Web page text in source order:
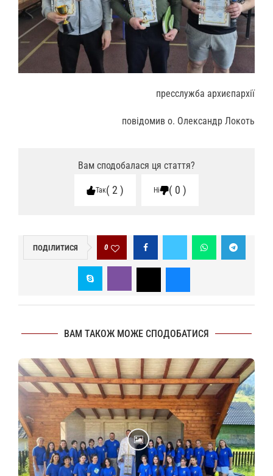
пресслужба архиєпархії
повідомив о. Олександр Локоть
Вам сподобалася ця стаття?
Так 2 Ні 0
ПОДІЛИТИСЯ 0
ВАМ ТАКОЖ МОЖЕ СПОДОБАТИСЯ